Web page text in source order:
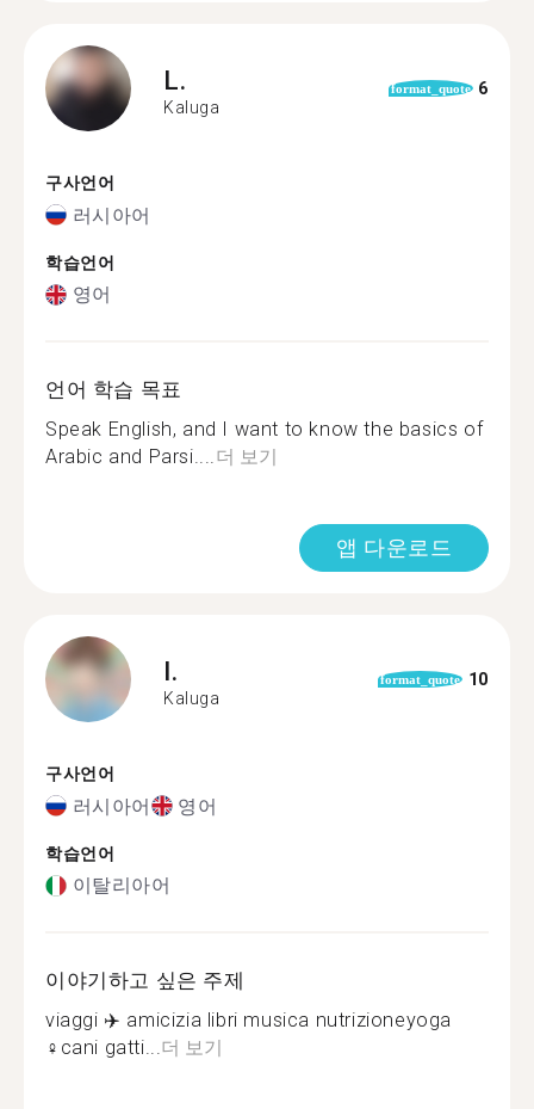
L.
Kaluga
format_quote 6
구사언어
러시아어
학습언어
영어
언어 학습 목표
Speak English, and I want to know the basics of
Arabic and Parsi....더 보기
앱 다운로드
I.
Kaluga
format_quote 10
구사언어
러시아어 영어
학습언어
이탈리아어
이야기하고 싶은 주제
viaggi ✈️ amicizia libri musica nutrizioneyoga
‍♀️cani gatti...더 보기